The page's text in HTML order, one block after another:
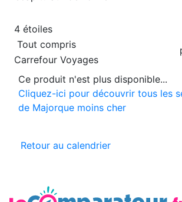
4 étoiles
Tout compris
Carrefour Voyages
Ce produit n'est plus disponible...
Cliquez-ici pour découvrir tous les
de Majorque moins cher
Retour au calendrier